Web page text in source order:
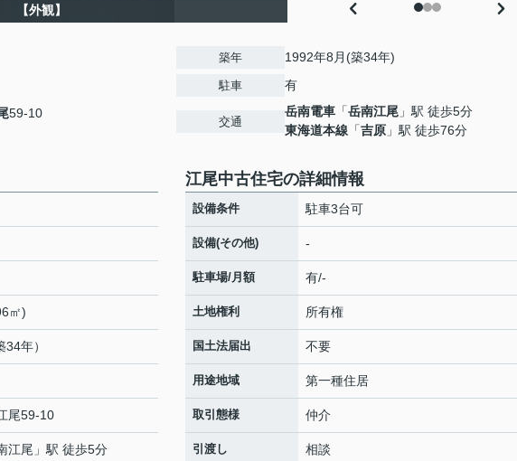
【外観】
59-10
築年 1992年8月(築34年)
駐車 有
交通
岳南電車 「岳南江尾 」駅 徒歩5分
東海道本線 「吉原 」駅 徒歩76分
㎡)
年）
尾59-10
江尾 」駅 徒歩5分
江尾中古住宅の詳細情報
設備条件 駐車3台可
設備(その他) -
駐車場/月額 有/-
土地権利 所有権
国土法届出 不要
用途地域 第一種住居
取引態様 仲介
引渡し 相談